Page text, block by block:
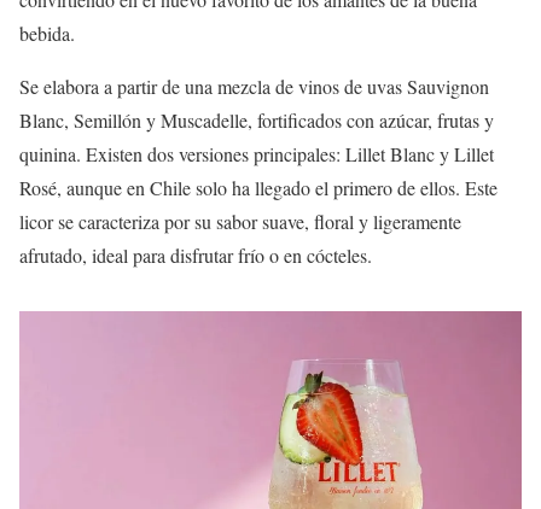
bebida.
Se elabora a partir de una mezcla de vinos de uvas Sauvignon
Blanc, Semillón y Muscadelle, fortificados con azúcar, frutas y
quinina. Existen dos versiones principales: Lillet Blanc y Lillet
Rosé, aunque en Chile solo ha llegado el primero de ellos. Este
licor se caracteriza por su sabor suave, floral y ligeramente
afrutado, ideal para disfrutar frío o en cócteles.